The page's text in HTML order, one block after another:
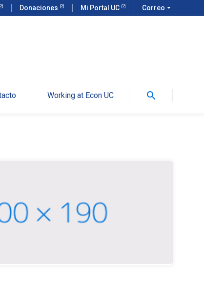
Donaciones Mi Portal UC Correo arrow_drop_down
Working at Econ UC search